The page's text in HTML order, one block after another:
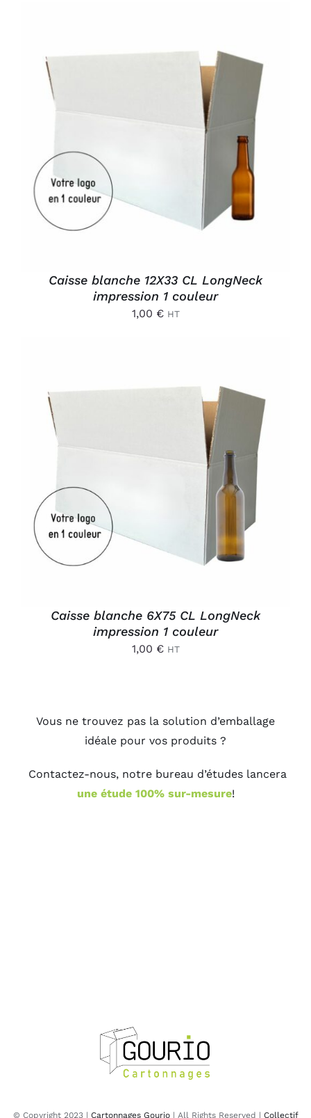
Caisse blanche 12X33 CL LongNeck
impression 1 couleur
1,00 € HT
/
Caisse blanche 6X75 CL LongNeck
impression 1 couleur
1,00 € HT
Vous ne trouvez pas la solution d’emballage
idéale pour vos produits ?
Contactez-nous, notre bureau d’études lancera
une étude 100% sur-mesure!
© Copyright 2023 | Cartonnages Gourio| All Rights Reserved | Collectif